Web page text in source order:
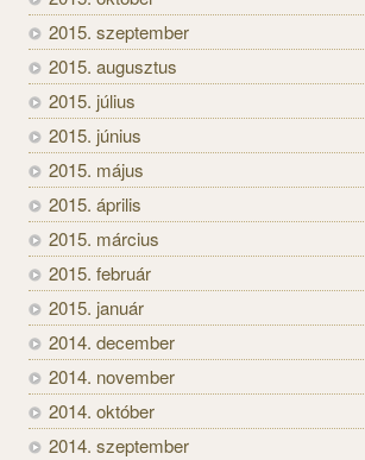
2015. szeptember
2015. augusztus
2015. július
2015. június
2015. május
2015. április
2015. március
2015. február
2015. január
2014. december
2014. november
2014. október
2014. szeptember